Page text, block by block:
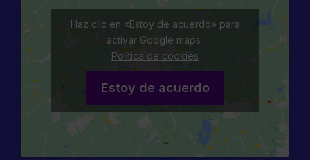
Haz clic en «Estoy de acuerdo» para
activar Google maps
Política de cookies
Estoy de acuerdo